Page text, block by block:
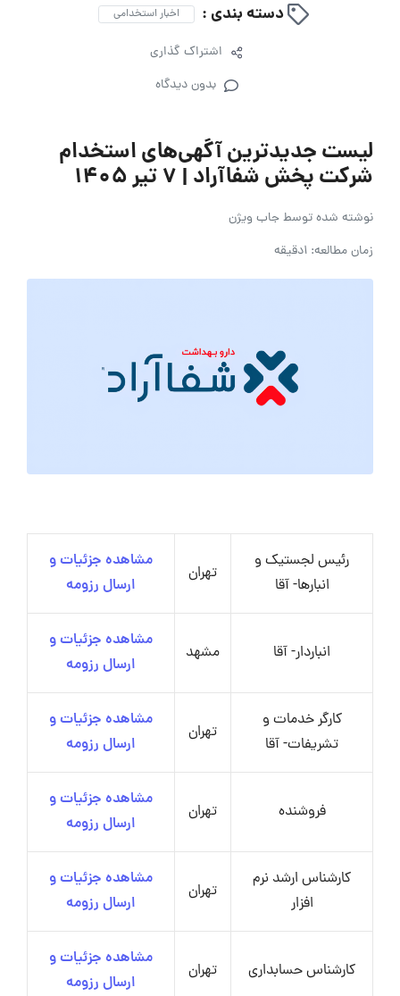
دسته بندی : اخبار استخدامی
اشتراک گذاری
بدون دیدگاه
لیست جدیدترین آگهی‌های استخدام
شرکت پخش شفاآراد | ۷ تیر ۱۴۰۵
نوشته شده توسطجاب ویژن
زمان مطالعه: 1دقیقه
رئیس لجستیک و
انبارها- آقا
تهران
مشاهده جزئیات و
ارسال رزومه
انباردار- آقا مشهد
مشاهده جزئیات و
ارسال رزومه
کارگر خدمات و
تشریفات- آقا
تهران
مشاهده جزئیات و
ارسال رزومه
فروشنده تهران
مشاهده جزئیات و
ارسال رزومه
کارشناس ارشد نرم
افزار
تهران
مشاهده جزئیات و
ارسال رزومه
کارشناس حسابداری تهران
مشاهده جزئیات و
ارسال رزومه